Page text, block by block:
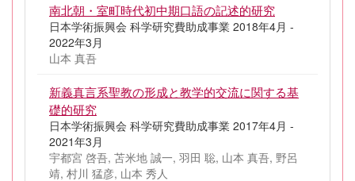
南北朝・室町時代初中期口語の記述的研究
日本学術振興会 科学研究費助成事業 2018年4月 -
2022年3月
山本 真吾
新義真言系聖教の形成と教学的交流に関する基
礎的研究
日本学術振興会 科学研究費助成事業 2017年4月 -
2021年3月
宇都宮 啓吾, 苫米地 誠一, 羽田 聡, 山本 真吾, 野呂
靖, 村川 猛彦, 山本 秀人